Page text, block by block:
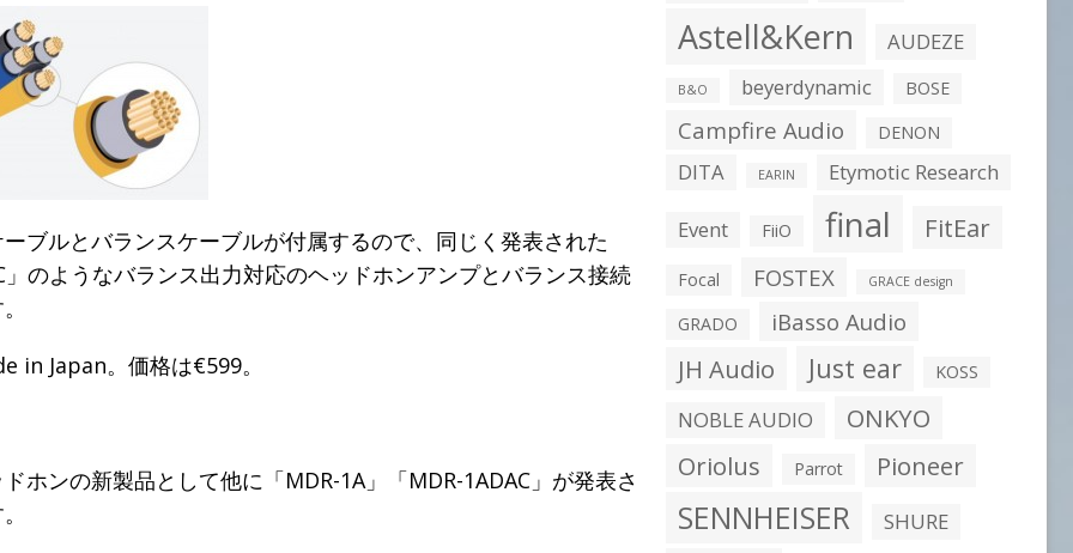
ーブルとバランスケーブルが付属するので、同じく発表された
」のようなバランス出力対応のヘッドホンアンプとバランス接続
in Japan。価格は€599。
ホンの新製品として他に「MDR-1A」「MDR-1ADAC」が発表さ
Astell&Kern AUDEZE
B&O beyerdynamic BOSE
Campfire Audio DENON
DITA EARIN Etymotic Research
Event FiiO final FitEar
Focal FOSTEX GRACE design
GRADO iBasso Audio
JH Audio Just ear KOSS
NOBLE AUDIO
ONKYO
Oriolus
Parrot Pioneer
SENNHEISER SHURE